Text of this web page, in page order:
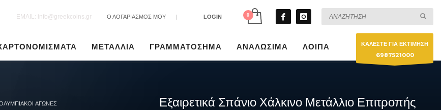
EMAIL: info@greekcoins.gr Ο ΛΟΓΑΡΙΑΣΜΟΣ ΜΟΥ | LOGIN
ΜΕΤΑΛΛΙΑ ΓΡΑΜΜΑΤΟΣΗΜΑ ΑΝΑΛΩΣΙΜΑ ΛΟΙΠΑ
ΚΑΛΕΣΤΕ ΓΙΑ ΕΚΤΙΜΗΣΗ
6987521000
ΑΓΏΝΕΣ
Εξαιρετικά Σπάνιο Χάλκινο Μετάλλιο Επιτροπής